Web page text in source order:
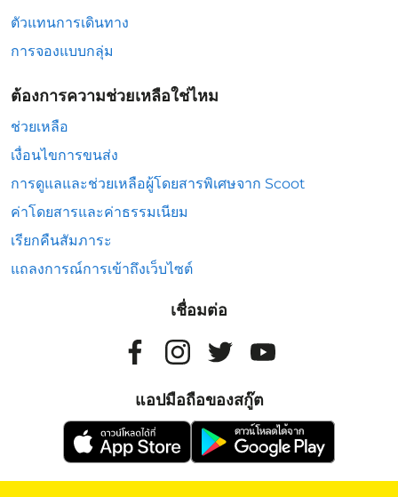
ตัวแทนการเดินทาง
การจองแบบกลุ่ม
ต้องการความช่วยเหลือใช่ไหม
ช่วยเหลือ
เงื่อนไขการขนส่ง
การดูแลและช่วยเหลือผู้โดยสารพิเศษจาก Scoot
ค่าโดยสารและค่าธรรมเนียม
เรียกคืนสัมภาระ
แถลงการณ์การเข้าถึงเว็บไซต์
เชื่อมต่อ
แอปมือถือของสกู๊ต